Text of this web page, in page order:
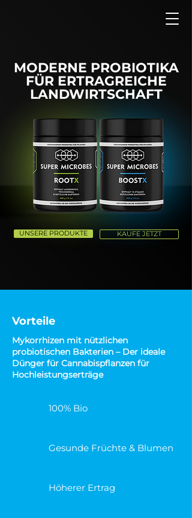
MODERNE PROBIOTIKA
FÜR ERTRAGREICHE
LANDWIRTSCHAFT
UNSERE PRODUKTE KAUFE JETZT
Vorteile
Mykorrhizen mit nützlichen
probiotischen Bakterien – Der ideale
Dünger für Cannabispflanzen für
Hochleistungserträge
100% Bio
Gesunde Früchte & Blumen
Höherer Ertrag